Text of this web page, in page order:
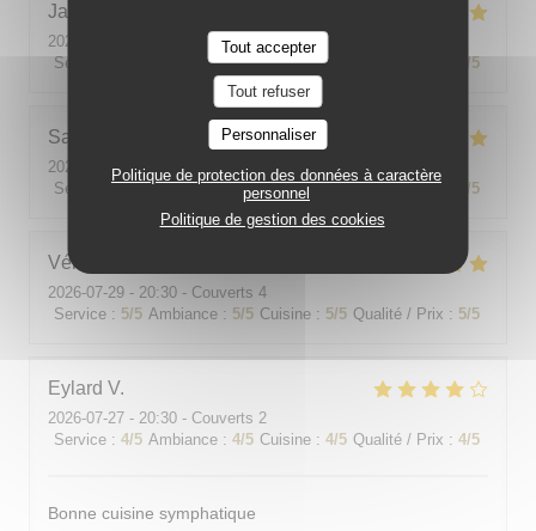
Tout accepter
Tout refuser
Personnaliser
Politique de protection des données à caractère
personnel
Politique de gestion des cookies
Jackie
2026-07-31
- 19:00 - Couverts 2
Service
Ambiance: 5/5 Cuisine: 5 /5
Sabine
2026-08-01 - 12:00 - Couverts 5
Service
: 5/5 Ambiance: 5/5 Cuisine: 5/5 Qualité / Prix /5
Véronique
2026-07-29 - 20:30 - Couverts 4
Service : 5/5 Ambiance : 5/5 Cuisine : 5/5 Qualité / Prix : 5/5
Eylard V
2026-07-27 - 20:30 - Couverts 2
Service : 4/5 Ambiance : 4/5 Cuisine : 4/5 Qualité / Prix : 4/5
Bonne cuisine symphatique